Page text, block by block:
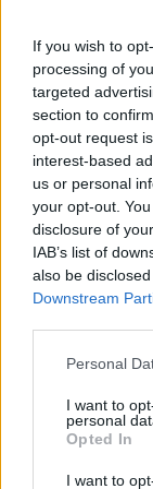
If you wish to
processing of
targeted
section to
opt-out request
interest-based
us or personal
your opt-out.
disclosure of
IAB’s list of
also be
Downstream
Please note
not limited to
grant or deny
use your data
consent section.
Personal
I want to
personal
Opted In
I want to
La
del